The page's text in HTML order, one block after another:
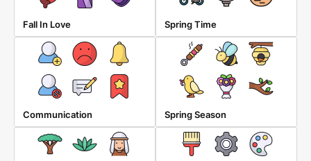
Fall In Love Spring Time
Communication Spring Season